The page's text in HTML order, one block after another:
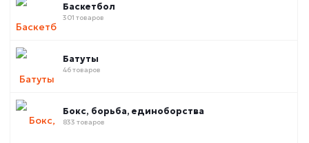
Баскетбол
301 товаров
Батуты
46 товаров
Бокс, борьба, единоборства
833 товаров